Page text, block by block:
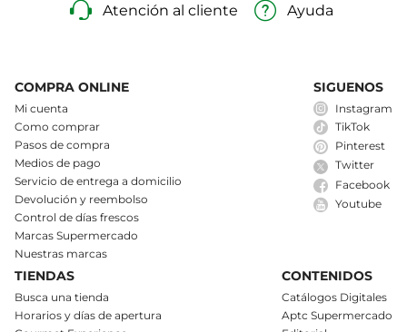
Atención al cliente
Ayuda
COMPRA ONLINE
Mi cuenta
Como comprar
Pasos de compra
Medios de pago
Servicio de entrega a domicilio
Devolución y reembolso
Control de días frescos
Marcas Supermercado
Nuestras marcas
SIGUENOS
Instagram
TikTok
Pinterest
Twitter
Facebook
Youtube
TIENDAS
Busca una tienda
Horarios y días de apertura
CONTENIDOS
Catálogos Digitales
Aptc Supermercado